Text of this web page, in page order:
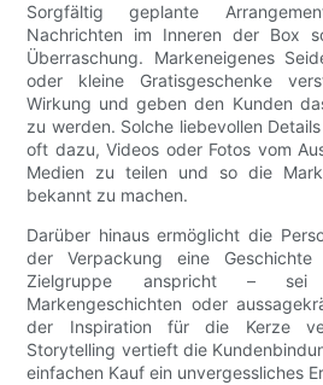
Sorgfältig geplante
Nachrichten im Inneren der Box
Überraschung. Markeneigenes
oder kleine Gratisgeschenke
Wirkung und geben den Kunden
zu werden. Solche liebevollen
oft dazu, Videos oder Fotos vom
Medien zu teilen und so die
bekannt zu machen.
Darüber hinaus ermöglicht die
der Verpackung eine
Zielgruppe anspricht –
Markengeschichten oder
der Inspiration für die Kerze
Storytelling vertieft die
einfachen Kauf ein unvergessliches